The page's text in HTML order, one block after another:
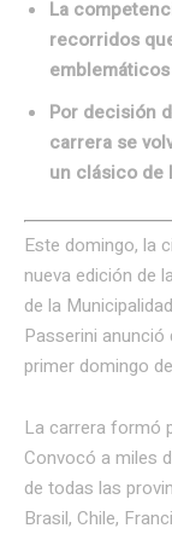
La
recorridos
Por decisión
carrera se
un clásico de
Este domingo, la
nueva edición de
de la
Passerini
primer domingo
La carrera formó
Convocó a miles
de todas las
Brasil, Chile,